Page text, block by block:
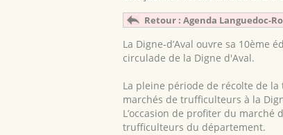
Retour : Agenda Languedoc-
La Digne-d’Aval ouvre sa 10ème
circulade de la Digne d'Aval.
La pleine période de récolte de
marchés de trufficulteurs à la
L’occasion de profiter du marché
trufficulteurs du département.